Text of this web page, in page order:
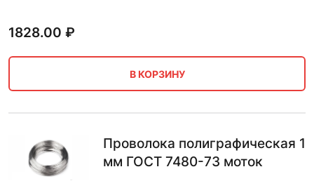
1828.00 ₽
В КОРЗИНУ
Проволока полиграфическая 1
мм ГОСТ 7480-73 моток